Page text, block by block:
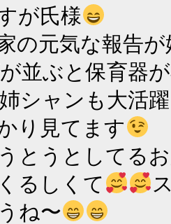
が氏様
の元気な報告
並ぶと保育器
姉シャンも大活躍
り見てます
とうとしてる
るしくて
ね〜